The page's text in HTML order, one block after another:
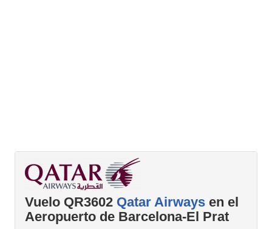
Vuelo QR3602 Qatar Airways en el
Aeropuerto de Barcelona-El Prat